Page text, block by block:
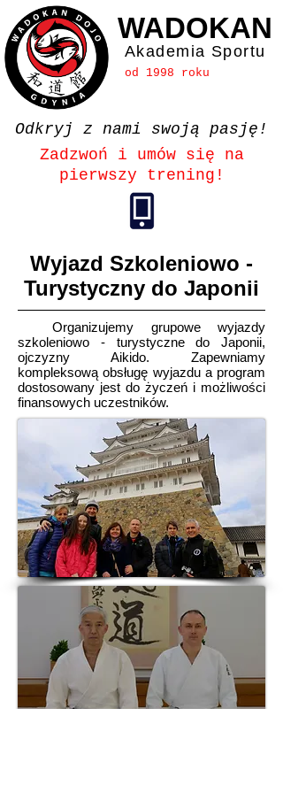
WADOKAN
Akademia Sportu
od 1998 roku
Odkryj z nami swoją pasję!
Zadzwoń i umów się na
pierwszy trening!
Wyjazd Szkoleniowo -
Turystyczny do Japonii
Organizujemy grupowe wyjazdy
szkoleniowo - turystyczne do Japonii,
ojczyzny Aikido. Zapewniamy
kompleksową obsługę wyjazdu a program
dostosowany jest do życzeń i możliwości
finansowych uczestników.